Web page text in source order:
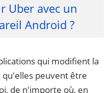
Uber avec un
Android ?
qui modifient la
qu'elles peuvent être
de n'importe où, en